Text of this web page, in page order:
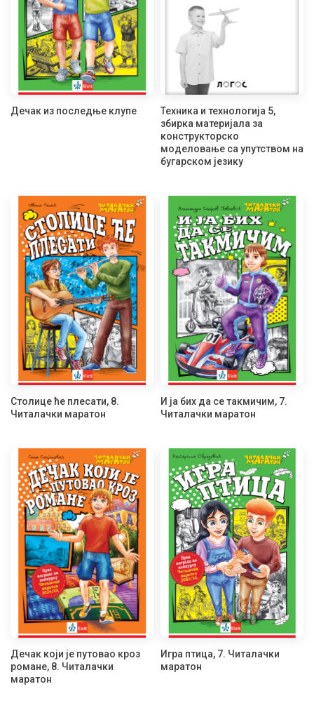
Дечак из последње клупе
Техника и технологија 5,
збирка материјала за
конструкторско
моделовање са упутством на
бугарском језику
Столице ће плесати, 8.
Читалачки маратон
И ја бих да се такмичим, 7.
Читалачки маратон
Дечак који је путовао кроз
романе, 8. Читалачки
маратон
Игра птица, 7. Читалачки
маратон